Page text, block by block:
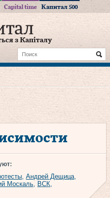
Capital time Капитал 500
з Капіталу
, Андрей Дещица,
Москаль, ВСК,